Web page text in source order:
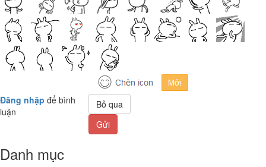
Đăng nhập để bình
luận
Bỏ qua
Gửi
Danh mục